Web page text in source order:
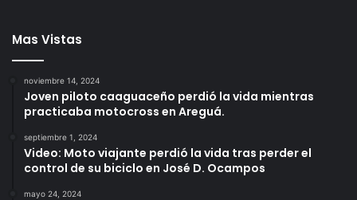
Mas Vistas
noviembre 14, 2024
Joven piloto caaguaceño perdió la vida mientras
practicaba motocross en Areguá.
septiembre 1, 2024
Video: Moto viajante perdió la vida tras perder el
control de su biciclo en José D. Ocampos
mayo 24, 2024